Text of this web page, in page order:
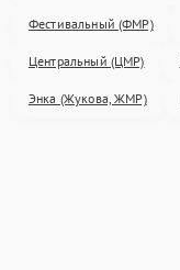
Фестивальный (ФМР)
Центральный (ЦМР)
Энка (Жукова, ЖМР)